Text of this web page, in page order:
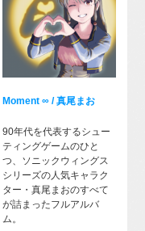
Moment ∞ / 真尾まお
90年代を代表するシュー
ティングゲームのひと
つ、ソニックウィングス
シリーズの人気キャラク
ター・真尾まおのすべて
が詰まったフルアルバ
ム。